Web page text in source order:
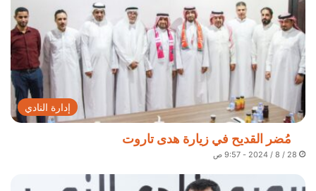
إدارة النادي
مُضر القديح في زيارة هدى تاروت
28 / 8 / 2024 - 9:57 ص